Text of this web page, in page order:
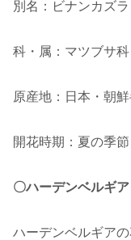
別名：ビナンカズラ
科・属：マツブサ
原産地：日本・朝
開花時期：夏の季節
〇ハーデンベルギア
ハーデンベルギアの